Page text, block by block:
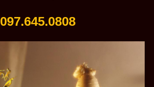
097.645.0808